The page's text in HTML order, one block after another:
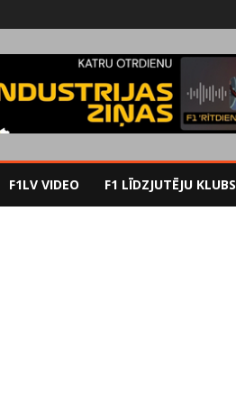
F1LV VIDEO F1 LĪDZJUTĒJU KLUBS